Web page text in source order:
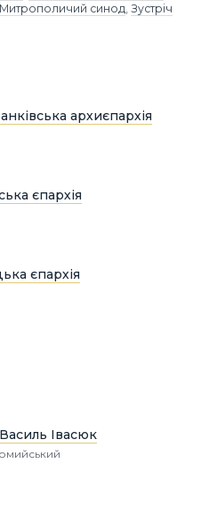
Митрополичий синод Зустріч
архиєпархія
єпархія
єпархія
Івасюк